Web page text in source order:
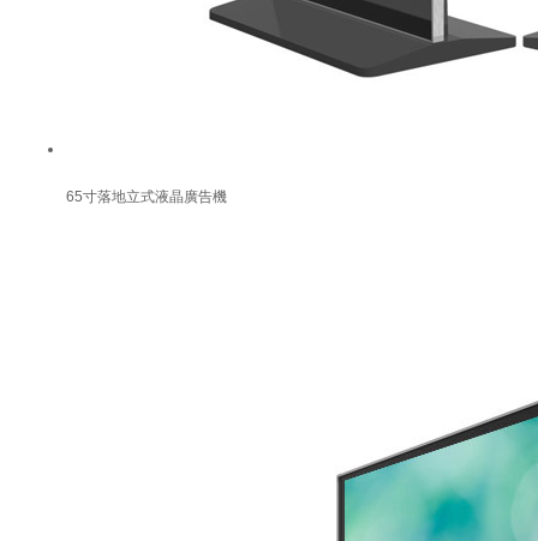
65寸落地立式液晶廣告機